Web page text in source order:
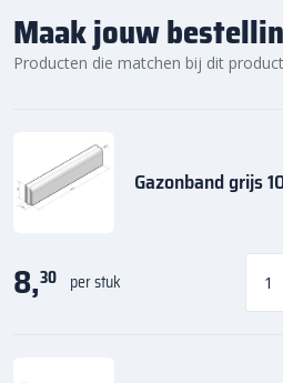
Maak jouw
Producten die matchen bij dit
Gazonband grijs
8,30 per stuk